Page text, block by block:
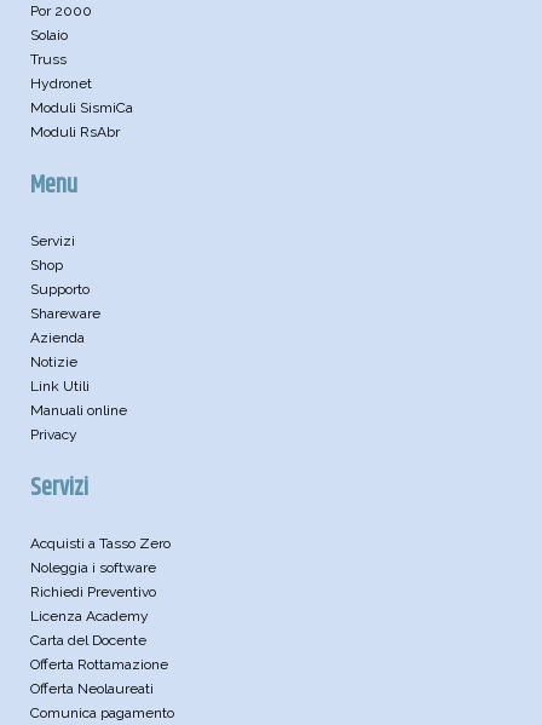
Por 2000
Solaio
Truss
Hydronet
Moduli SismiCa
Moduli RsAbr
Menu
Servizi
Shop
Supporto
Shareware
Azienda
Notizie
Link Utili
Manuali online
Privacy
Servizi
Acquisti a Tasso Zero
Noleggia i software
Richiedi Preventivo
Licenza Academy
Carta del Docente
Offerta Rottamazione
Offerta Neolaureati
Comunica pagamento